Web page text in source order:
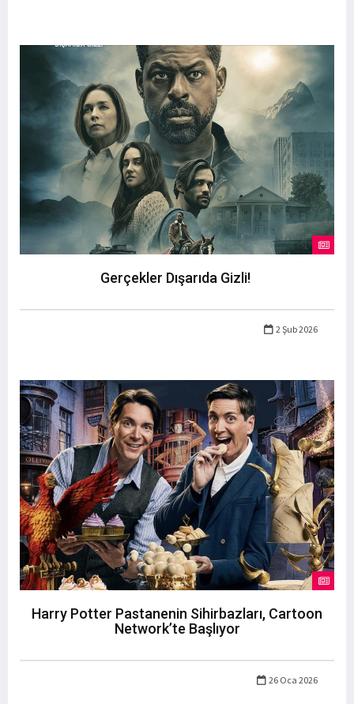
Gerçekler Dışarıda Gizli!
2 Şub 2026
Harry Potter Pastanenin Sihirbazları, Cartoon
Network’te Başlıyor
26 Oca 2026